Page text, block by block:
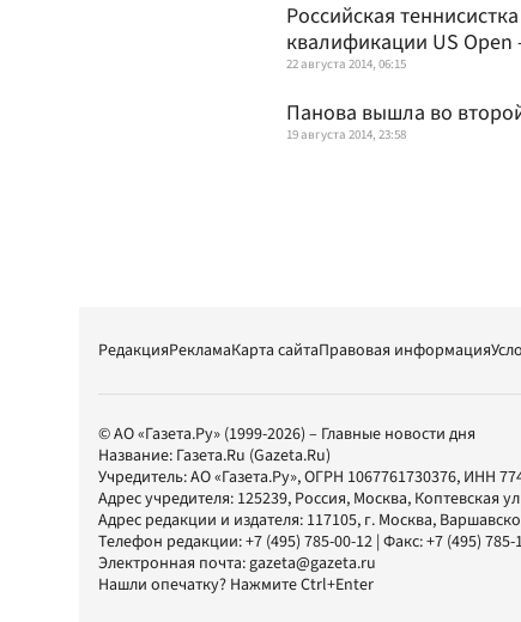
Российская
квалификации US Open
22 августа 2014, 06:15
Панова вышла во
19 августа 2014, 23:58
РедакцияРекламаКарта сайтаПравовая информация
© АО «Газета.Ру» (1999-2026) – Главные новости дня
Название: Газета.Ru (Gazeta.Ru)
Учредитель:АО «Газета.Ру», ОГРН 1067761730376, ИНН
Адрес учредителя: 125239, Россия, Москва, Коптевская
Адрес редакции и издателя: 117105, г. Москва,
Телефон редакции:+7 (495) 785-00-12 | Факс:+7 (495) 785-
Электронная почта:gazeta@gazeta.ru
Нашли опечатку? Нажмите Ctrl+Enter